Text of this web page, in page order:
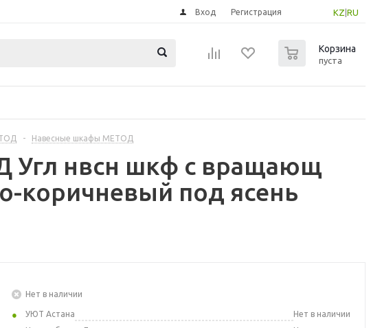
KZ RU
Вход Регистрация
Корзина
пуста
- Навесные шкафы МЕТОД
Угл нвсн шкф с вращающ
коричневый под ясень
Нет в наличии
УЮТ Астана
Нет в наличии